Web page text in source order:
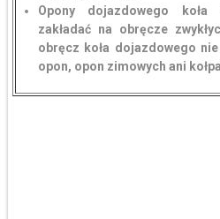
Opony dojazdowego koła
zakładać na obręcze
obręcz koła dojazdowego nie
opon, opon zimowych ani